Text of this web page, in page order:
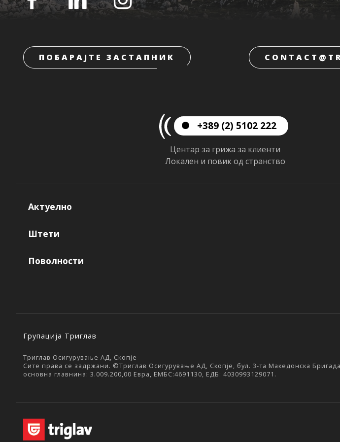
ПОБАРАЈТЕ ЗАСТАПНИК
+389 (2) 5102 222
Центар за грижа за клиенти
Локален и повик од странство
Актуелно
Штети
Поволности
Групација Триглав
Триглав Осигурување АД, Скопје
Сите права се задржани. ©Триглав Осигурување АД, Скопје, бул. 3-та Македонска
основна главнина: 3.009.200,00 Евра, ЕМБС:4691130, ЕДБ: 4030993129071.